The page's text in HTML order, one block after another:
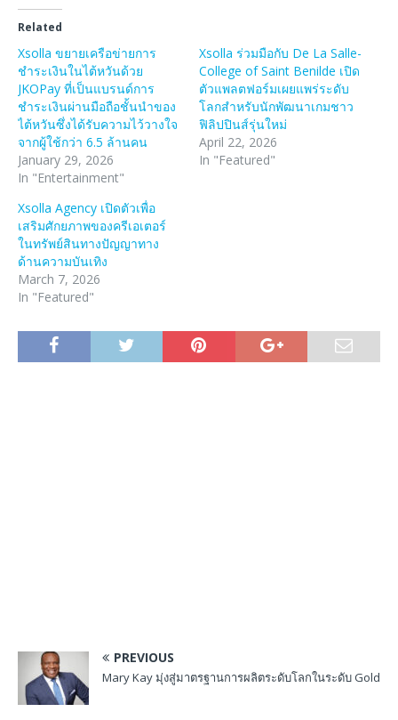
Related
Xsolla ขยายเครือข่ายการ
ชำระเงินในไต้หวันด้วย
JKOPay ที่เป็นแบรนด์การ
ชำระเงินผ่านมือถือชั้นนำของ
ไต้หวันซึ่งได้รับความไว้วางใจ
จากผู้ใช้กว่า 6.5 ล้านคน
January 29, 2026
In "Entertainment"
Xsolla ร่วมมือกับ De La Salle-
College of Saint Benilde เปิด
ตัวแพลตฟอร์มเผยแพร่ระดับ
โลกสำหรับนักพัฒนาเกมชาว
ฟิลิปปินส์รุ่นใหม่
April 22, 2026
In "Featured"
Xsolla Agency เปิดตัวเพื่อ
เสริมศักยภาพของครีเอเตอร์
ในทรัพย์สินทางปัญญาทาง
ด้านความบันเทิง
March 7, 2026
In "Featured"
PREVIOUS
Mary Kay มุ่งสู่มาตรฐานการผลิตระดับโลกในระดับ Gold